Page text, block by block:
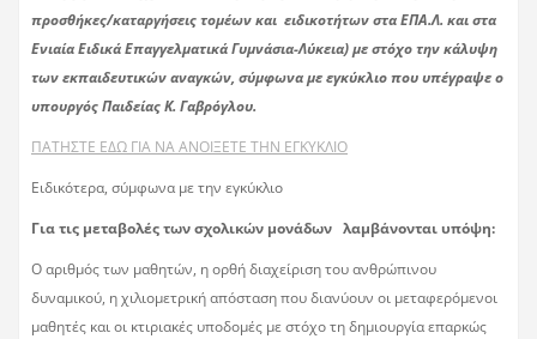
προσθήκες/καταργήσεις τομέων και ειδικοτήτων στα ΕΠΑ.Λ. και στα
Ενιαία Ειδικά Επαγγελματικά Γυμνάσια-Λύκεια) με στόχο την κάλυψη
των εκπαιδευτικών αναγκών, σύμφωνα με εγκύκλιο που υπέγραψε ο
υπουργός Παιδείας Κ. Γαβρόγλου.
ΠΑΤΗΣΤΕ ΕΔΩ ΓΙΑ ΝΑ ΑΝΟΙΞΕΤΕ ΤΗΝ ΕΓΚΥΚΛΙΟ
Ειδικότερα, σύμφωνα με την εγκύκλιο
Για τις μεταβολές των σχολικών μονάδων λαμβάνονται υπόψη:
Ο αριθμός των μαθητών, η ορθή διαχείριση του ανθρώπινου
δυναμικού, η χιλιομετρική απόσταση που διανύουν οι μεταφερόμενοι
μαθητές και οι κτιριακές υποδομές με στόχο τη δημιουργία επαρκώς